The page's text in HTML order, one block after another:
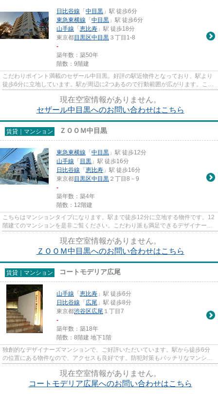
日比谷線 「 中目黒 」駅 徒歩6分
東急東横線 「 中目黒 」駅 徒歩6分
山手線 「 恵比寿 」駅 徒歩18分
東京都目黒区中目黒 ３丁目1-8
-
築年数：築50年
階数：9階建
こだわりポイント満載のセザール中目黒。好評の駅近物件となっており、駅より
徒歩6分に立地しています。駅が周辺に2つあるので行動範囲が広がります。こち
現在空室情報がありません。
セザール中目黒へのお問い合わせはこちら
賃貸｜マンション ＺＯＯＭ中目黒
東急東横線 「 中目黒 」駅 徒歩12分
山手線 「 目黒 」駅 徒歩16分
日比谷線 「 恵比寿 」駅 徒歩16分
東京都目黒区中目黒 ２丁目8－9
-
築年数：築4年
階数：12階建
こちらはマンションタイプになります。駅まで徒歩12分に立地する物件です。12
階建てのマンションを是非ご覧ください。こだわり派も満足できるデザイナーズ
現在空室情報がありません。
ＺＯＯＭ中目黒へのお問い合わせはこちら
賃貸｜マンション コートモデリア広尾
山手線 「 恵比寿 」駅 徒歩6分
日比谷線 「 広尾 」駅 徒歩8分
東京都渋谷区広尾 １丁目7
-
築年数：築18年
階数：8階建 地下1階
独創的なデザイナーズマンションで、ご好評いただいています。駅から徒歩6分
の位置にある物件なので、アクセスも良好です。防犯対策もバッチリなマンショ
現在空室情報がありません。
コートモデリア広尾へのお問い合わせはこちら